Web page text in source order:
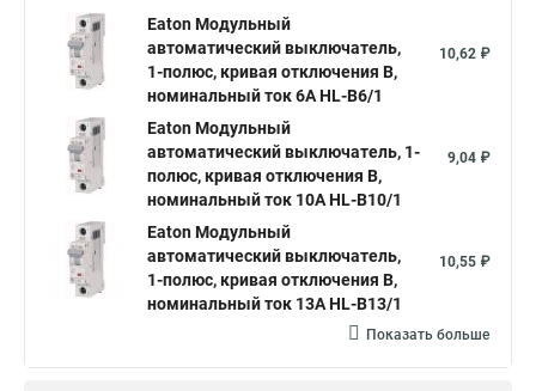
Eaton Модульный
автоматический выключатель,
1-полюс, кривая отключения B,
номинальный ток 6А HL-B6/1
10,62 ₽
Eaton Модульный
автоматический выключатель, 1-
полюс, кривая отключения B,
номинальный ток 10А HL-B10/1
9,04 ₽
Eaton Модульный
автоматический выключатель,
1-полюс, кривая отключения B,
номинальный ток 13А HL-B13/1
10,55 ₽
Показать больше